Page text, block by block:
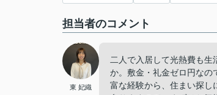
担当者のコメント
東 妃織
二人で入居して光熱費も
か。敷金・礼金ゼロ円なの
富な経験から、住まい探し